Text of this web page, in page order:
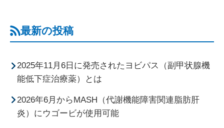
最新の投稿
2025年11月6日に発売されたヨビパス（副甲状腺機
能低下症治療薬）とは
2026年6月からMASH（代謝機能障害関連脂肪肝
炎）にウゴービが使用可能